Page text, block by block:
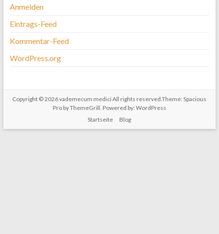
Anmelden
Eintrags-Feed
Kommentar-Feed
WordPress.org
Copyright © 2026vademecum mediciAll rights reserved.Theme:Spacious
Proby ThemeGrill. Powered by: WordPress
Startseite
Blog